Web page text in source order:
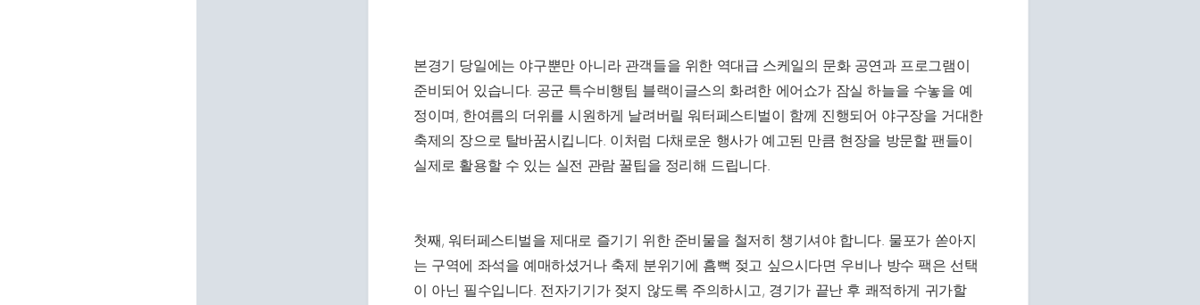
본경기 당일에는 야구뿐만 아니라 관객들을 위한 역대급 스케일의 문화 공연과 프로그램이
준비되어 있습니다. 공군 특수비행팀 블랙이글스의 화려한 에어쇼가 잠실 하늘을 수놓을 예
정이며, 한여름의 더위를 시원하게 날려버릴 워터페스티벌이 함께 진행되어 야구장을 거대한
축제의 장으로 탈바꿈시킵니다. 이처럼 다채로운 행사가 예고된 만큼 현장을 방문할 팬들이
실제로 활용할 수 있는 실전 관람 꿀팁을 정리해 드립니다.
첫째, 워터페스티벌을 제대로 즐기기 위한 준비물을 철저히 챙기셔야 합니다. 물포가 쏟아지
는 구역에 좌석을 예매하셨거나 축제 분위기에 흠뻑 젖고 싶으시다면 우비나 방수 팩은 선택
이 아닌 필수입니다. 전자기기가 젖지 않도록 주의하시고, 경기가 끝난 후 쾌적하게 귀가할